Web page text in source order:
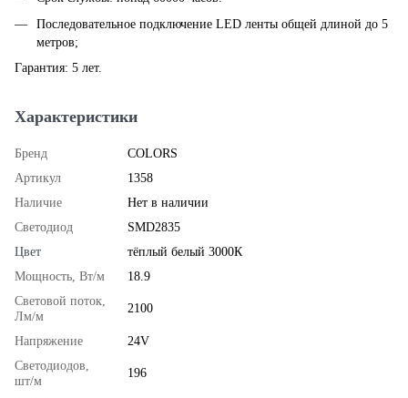
Последовательное подключение LED ленты общей длиной до 5
метров;
Гарантия: 5 лет.
Характеристики
Бренд
COLORS
Артикул
1358
Наличие
Нет в наличии
Светодиод
SMD2835
Цвет
тёплый белый 3000К
Мощность, Вт/м
18.9
Световой поток,
Лм/м
2100
Напряжение
24V
Светодиодов,
шт/м
196